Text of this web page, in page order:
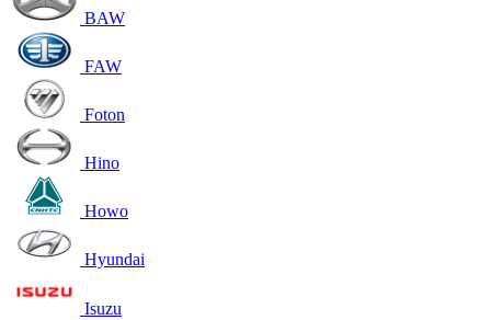
BAW
FAW
Foton
Hino
Howo
Hyundai
Isuzu